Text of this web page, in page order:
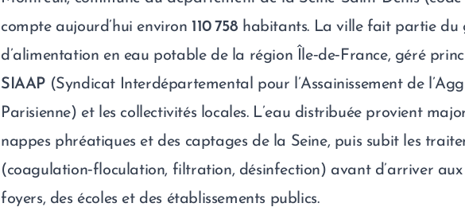
compte aujourd’hui environ 110 758 habitants. La ville fait partie du
d’alimentation en eau potable de la région Île‑de‑France, géré
SIAAP (Syndicat Interdépartemental pour l’Assainissement de
Parisienne) et les collectivités locales. L’eau distribuée provient
nappes phréatiques et des captages de la Seine, puis subit les
(coagulation‑floculation, filtration, désinfection) avant d’arriver aux
foyers, des écoles et des établissements publics.